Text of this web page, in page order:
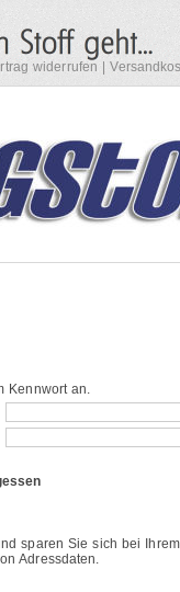
widerrufen |
Kennwort an.
sparen Sie sich bei
Adressdaten.